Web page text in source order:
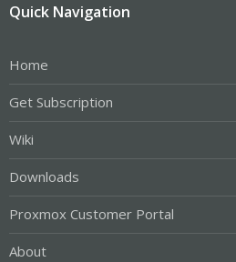
Quick Navigation
Home
Get Subscription
Wiki
Downloads
Proxmox Customer Portal
About